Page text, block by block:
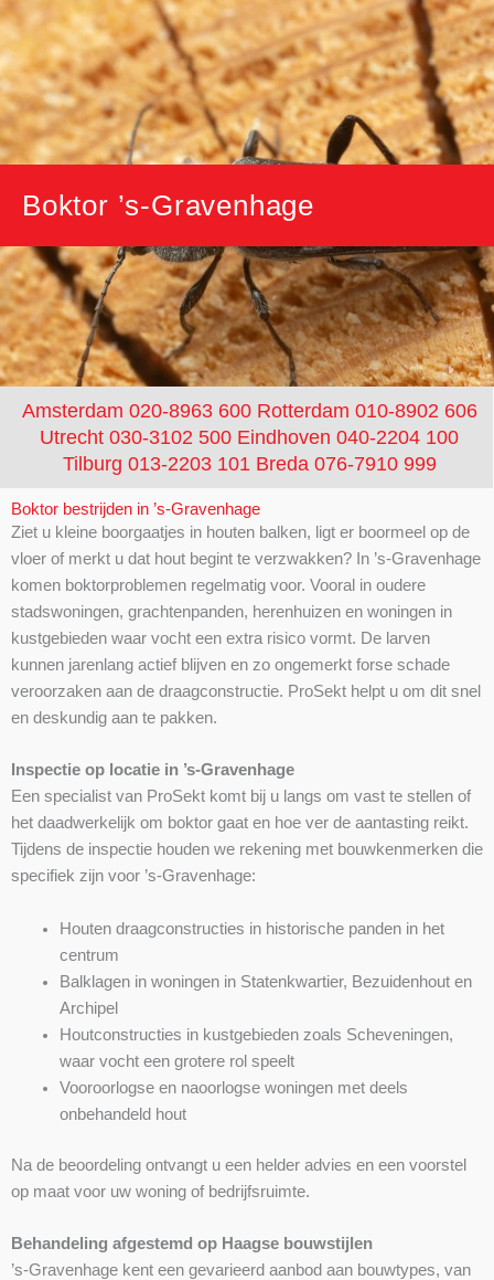
Boktor ’s-Gravenhage
Amsterdam 020-8963 600 Rotterdam 010-8902 606
Utrecht 030-3102 500 Eindhoven 040-2204 100
Tilburg 013-2203 101 Breda 076-7910 999
Boktor bestrijden in ’s-Gravenhage
Ziet u kleine boorgaatjes in houten balken, ligt er boormeel op de
vloer of merkt u dat hout begint te verzwakken? In ’s-Gravenhage
komen boktorproblemen regelmatig voor. Vooral in oudere
stadswoningen, grachtenpanden, herenhuizen en woningen in
kustgebieden waar vocht een extra risico vormt. De larven
kunnen jarenlang actief blijven en zo ongemerkt forse schade
veroorzaken aan de draagconstructie. ProSekt helpt u om dit snel
en deskundig aan te pakken.
Inspectie op locatie in ’s-Gravenhage
Een specialist van ProSekt komt bij u langs om vast te stellen of
het daadwerkelijk om boktor gaat en hoe ver de aantasting reikt.
Tijdens de inspectie houden we rekening met bouwkenmerken die
specifiek zijn voor ’s-Gravenhage:
Houten draagconstructies in historische panden in het
centrum
Balklagen in woningen in Statenkwartier, Bezuidenhout en
Archipel
Houtconstructies in kustgebieden zoals Scheveningen,
waar vocht een grotere rol speelt
Vooroorlogse en naoorlogse woningen met deels
onbehandeld hout
Na de beoordeling ontvangt u een helder advies en een voorstel
op maat voor uw woning of bedrijfsruimte.
Behandeling afgestemd op Haagse bouwstijlen
’s-Gravenhage kent een gevarieerd aanbod aan bouwtypes, van